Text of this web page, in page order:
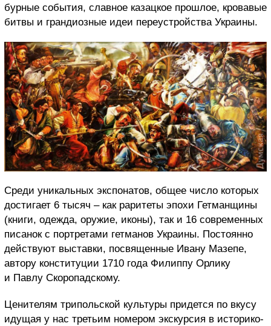
бурные события, славное казацкое прошлое, кровавые
битвы и грандиозные идеи переустройства Украины.
Среди уникальных экспонатов, общее число которых
достигает 6 тысяч – как раритеты эпохи Гетманщины
(книги, одежда, оружие, иконы), так и 16 современных
писанок с портретами гетманов Украины. Постоянно
действуют выставки, посвященные Ивану Мазепе,
автору конституции 1710 года Филиппу Орлику
и Павлу Скоропадскому.
Ценителям трипольской культуры придется по вкусу
идущая у нас третьим номером экскурсия в историко-